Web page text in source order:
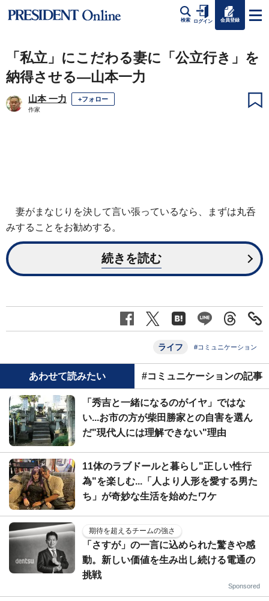
検索 ログイン 会員登録
「私立」にこだわる妻に「公立行き」を
納得させる―山本一力
山本 一力 +フォロー
作家
妻がまなじりを決して言い張っているなら、まずは丸呑
みすることをお勧めする。
続きを読む
ライフ #コミュニケーション
あわせて読みたい #コミュニケーションの記事
「秀吉と一緒になるのがイヤ」ではな
い...お市の方が柴田勝家との自害を選ん
だ"現代人には理解できない"理由
11体のラブドールと暮らし"正しい性行
為"を楽しむ...「人より人形を愛する男た
ち」が奇妙な生活を始めたワケ
期待を超えるチームの強さ
「さすが」の一言に込められた驚きや感
動。新しい価値を生み出し続ける電通の
挑戦
Sponsored